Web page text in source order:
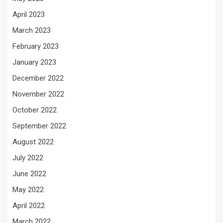
April 2023
March 2023
February 2023
January 2023
December 2022
November 2022
October 2022
September 2022
August 2022
July 2022
June 2022
May 2022
April 2022